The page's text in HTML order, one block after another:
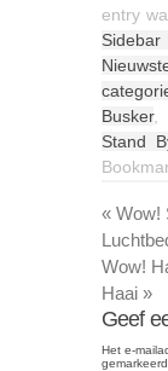
entry
Busker,
Stand
« Wow!
Wow!
Haai »
Geef
Het e-